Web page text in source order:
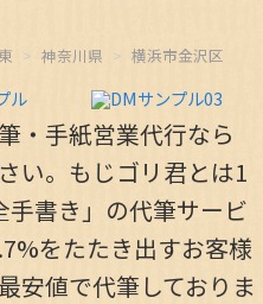
神奈川県 横浜市金沢区
・手紙営業代行なら
い。もじゴリ君とは1
書き」の代筆サービ
をたたき出すお客様
安値で代筆しておりま